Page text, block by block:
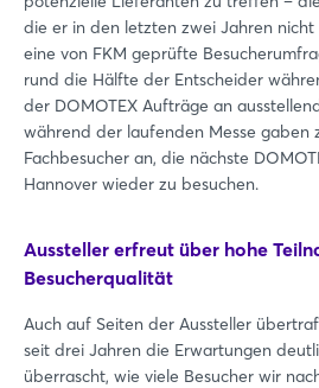
die er in den letzten zwei Jahren nicht
eine von FKM geprüfte
rund die Hälfte der Entscheider
der DOMOTEX Aufträge an
während der laufenden Messe gaben
Fachbesucher an, die nächste
Hannover wieder zu besuchen.
Aussteller erfreut über hohe
Besucherqualität
Auch auf Seiten der Aussteller
seit drei Jahren die Erwartungen
überrascht, wie viele Besucher wir